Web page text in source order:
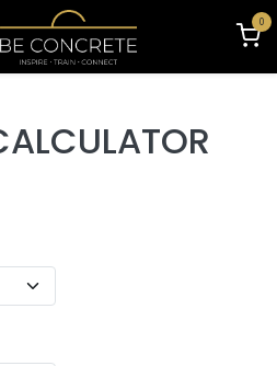
0